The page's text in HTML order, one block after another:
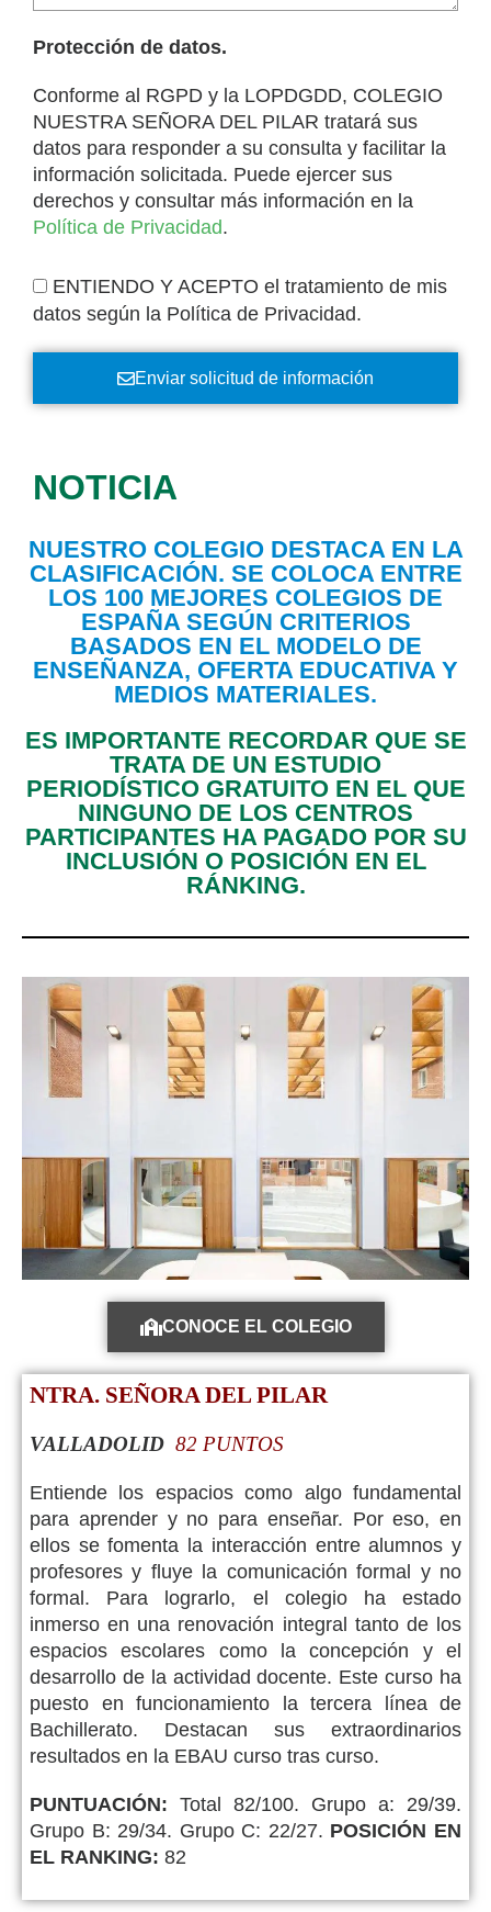
Protección de datos.
Conforme al RGPD y la LOPDGDD, COLEGIO
NUESTRA SEÑORA DEL PILAR tratará sus
datos para responder a su consulta y facilitar la
información solicitada. Puede ejercer sus
derechos y consultar más información en la
Política de Privacidad.
ENTIENDO Y ACEPTO el tratamiento de mis
datos según la Política de Privacidad.
Enviar solicitud de información
NOTICIA
NUESTRO COLEGIO DESTACA EN LA
CLASIFICACIÓN. SE COLOCA ENTRE
LOS 100 MEJORES COLEGIOS DE
ESPAÑA SEGÚN CRITERIOS
BASADOS EN EL MODELO DE
ENSEÑANZA, OFERTA EDUCATIVA Y
MEDIOS MATERIALES.
ES IMPORTANTE RECORDAR QUE SE
TRATA DE UN ESTUDIO
PERIODÍSTICO GRATUITO EN EL QUE
NINGUNO DE LOS CENTROS
PARTICIPANTES HA PAGADO POR SU
INCLUSIÓN O POSICIÓN EN EL
RÁNKING.
CONOCE EL COLEGIO
NTRA. SEÑORA DEL PILAR
VALLADOLID 82 PUNTOS
Entiende los espacios como algo fundamental
para aprender y no para enseñar. Por eso, en
ellos se fomenta la interacción entre alumnos y
profesores y fluye la comunicación formal y no
formal. Para lograrlo, el colegio ha estado
inmerso en una renovación integral tanto de los
espacios escolares como la concepción y el
desarrollo de la actividad docente. Este curso ha
puesto en funcionamiento la tercera línea de
Bachillerato. Destacan sus extraordinarios
resultados en la EBAU curso tras curso.
PUNTUACIÓN: Total 82/100. Grupo a: 29/39.
Grupo B: 29/34. Grupo C: 22/27. POSICIÓN EN
EL RANKING: 82